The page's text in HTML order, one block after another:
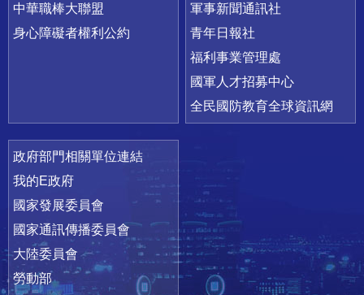
中華職棒大聯盟
身心障礙者權利公約
軍事新聞通訊社
青年日報社
福利事業管理處
國軍人才招募中心
全民國防教育全球資訊網
政府部門相關單位連結
我的E政府
國家發展委員會
國家通訊傳播委員會
大陸委員會
勞動部